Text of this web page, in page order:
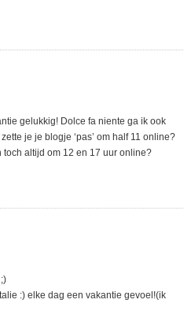
gelukkig! Dolce fa niente ga ik ook
je je blogje ‘pas’ om half 11 online?
toch altijd om 12 en 17 uur online?
:) elke dag een vakantie gevoel!(ik